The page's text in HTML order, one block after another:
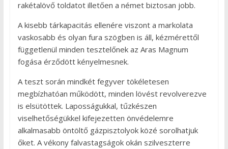
rakétalövő toldatot illetően a német biztosan jobb.
A kisebb tárkapacitás ellenére viszont a markolata
vaskosabb és olyan fura szögben is áll, kézmérettől
függetlenül minden tesztelőnek az Aras Magnum
fogása érződött kényelmesnek.
A teszt során mindkét fegyver tökéletesen
megbízhatóan működött, minden lövést revolverezve
is elsütöttek. Laposságukkal, tűzkészen
viselhetőségükkel kifejezetten önvédelemre
alkalmasabb öntöltő gázpisztolyok közé sorolhatjuk
őket. A vékony falvastagságok okán szilveszterre